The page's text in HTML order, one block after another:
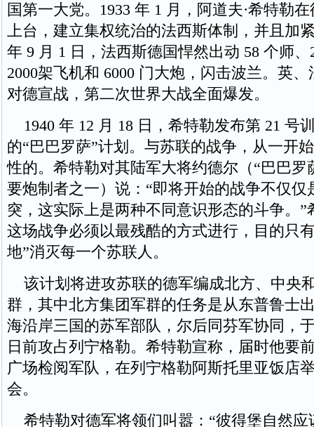
国第一大党。1933 年 1 月，阿道夫·希特勒
上台，建立集权统治的法西斯体制，并且加
年 9 月 1 日，法西斯德国悍然出动 58 个师、
2000架飞机和 6000 门大炮，闪击波兰。英
对德宣战，第二次世界大战全面爆发。
1940 年 12 月 18 日，希特勒发布第 21 号
的“巴巴罗萨”计划。与苏联的战争，从一开
性的。希特勒对其陆军大将约德尔（“巴巴罗
要炮制者之一）说：“即将开始的战争不仅仅
突，这实际上是两种不同意识形态的斗争。”
这场战争必须以最残酷的方式进行，目的只
地”消灭每一个苏联人。
该计划将进攻苏联的德军编成北方、中央
群，其中北方集团军群的任务是从东普鲁士
海沿岸三国的苏军部队，尔后同芬军协同，
日前攻占列宁格勒。希特勒宣称，届时他要
广场检阅军队，在列宁格勒阿斯托里亚饭店
会。
希特勒对德军将领们叫嚣：“彼得堡自然应